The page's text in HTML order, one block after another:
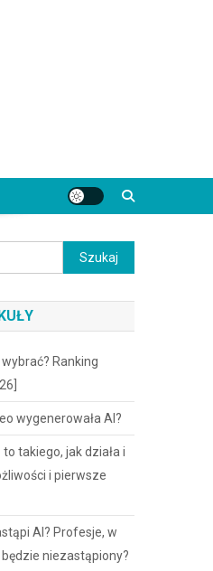
Szukaj:
Ranking
wygenerowała AI?
takiego, jak działa i
i pierwsze
AI? Profesje, w
niezastąpiony?